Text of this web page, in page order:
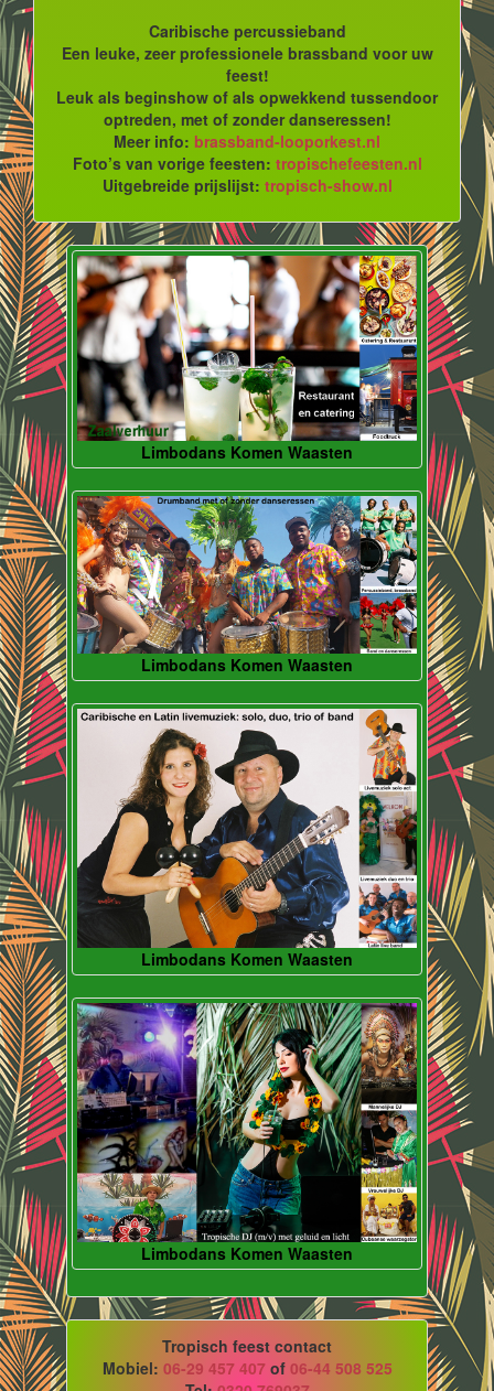
Caribische percussieband
Een leuke, zeer professionele brassband voor uw
feest!
Leuk als beginshow of als opwekkend tussendoor
optreden, met of zonder danseressen!
Meer info: brassband-looporkest.nl
Foto’s van vorige feesten: tropischefeesten.nl
Uitgebreide prijslijst: tropisch-show.nl
Limbodans Komen Waasten
Limbodans Komen Waasten
Limbodans Komen Waasten
Limbodans Komen Waasten
Tropisch feest contact
Mobiel: 06-29 457 407 of 06-44 508 525